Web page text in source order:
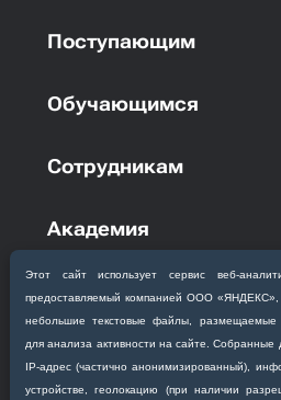
Этот сайт использует сервис
предоставляемый компанией ООО
небольшие текстовые файлы, размещаемые
для анализа активности на сайте. Собранные
IP‑адрес (частично анонимизированный),
устройстве, геолокацию (при наличии
Поступающим
Обучающимся
Сотрудникам
Академия
Кафедры